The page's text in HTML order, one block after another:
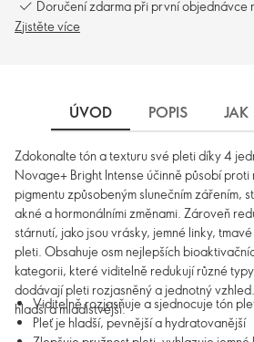
Doručení zdarma při první objednávce
Zjistěte více
ÚVOD POPIS JAK
Zdokonalte tón a texturu své pleti díky 4
Novage+ Bright Intense účinně působí
pigmentu způsobeným slunečním zářením,
akné a hormonálními změnami. Zároveň
stárnutí, jako jsou vrásky, jemné linky,
pleti. Obsahuje osm nejlepších
kategorii, které viditelně redukují různé
dodávají pleti rozjasněný a jednotný
hladší a mladistvější.
Viditelně rozjasňuje a sjednocuje tón
Pleť je hladší, pevnější a hydratovanější